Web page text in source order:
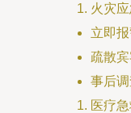
火灾应
立即
疏散
事后调
医疗